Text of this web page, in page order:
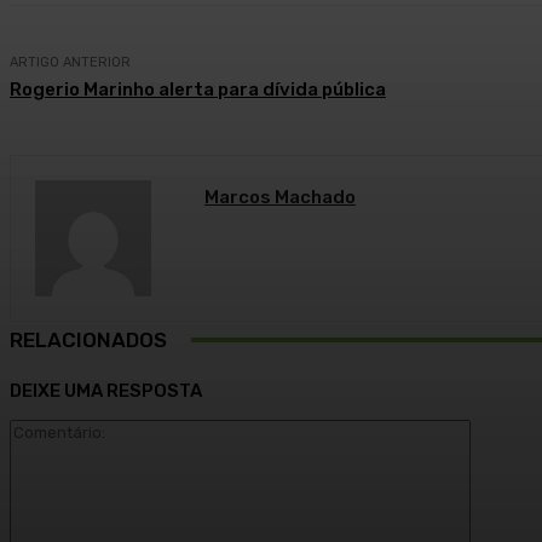
ARTIGO ANTERIOR
Rogerio Marinho alerta para dívida pública
Marcos Machado
RELACIONADOS
DEIXE UMA RESPOSTA